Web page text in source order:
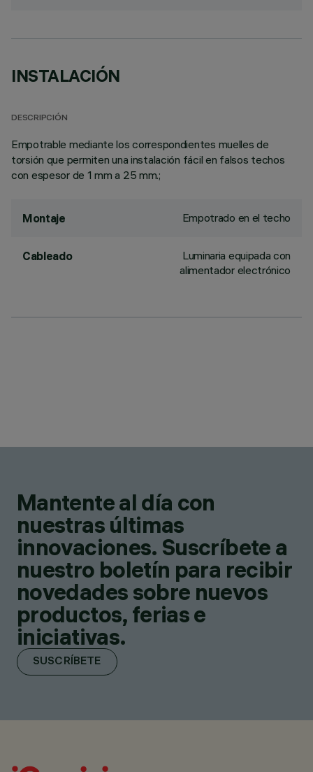
INSTALACIÓN
DESCRIPCIÓN
Empotrable mediante los correspondientes muelles de
torsión que permiten una instalación fácil en falsos techos
con espesor de 1 mm a 25 mm.;
Montaje Empotrado en el techo
Cableado
Luminaria equipada con
alimentador electrónico
Mantente al día con
nuestras últimas
innovaciones. Suscríbete a
nuestro boletín para recibir
novedades sobre nuevos
productos, ferias e
iniciativas.
SUSCRÍBETE